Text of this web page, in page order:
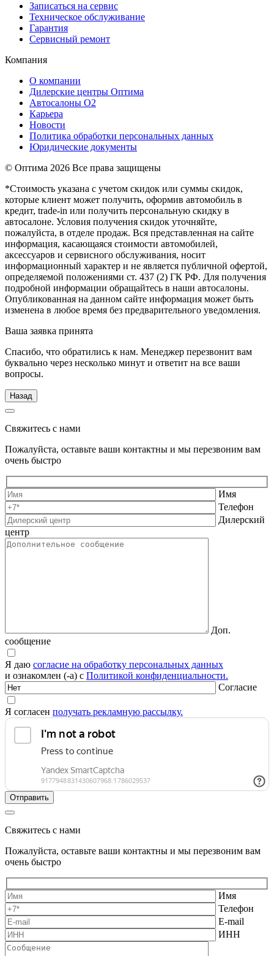
Записаться на сервис
Техническое обслуживание
Гарантия
Сервисный ремонт
Компания
О компании
Дилерские центры Оптима
Автосалоны О2
Карьера
Новости
Политика обработки персональных данных
Юридические документы
© Оптима 2026 Все права защищены
*Стоимость указана с учетом скидок или суммы скидок,
которые клиент может получить, оформив автомобиль в
кредит, trade-in или получить персональную скидку в
автосалоне. Условия получения скидок уточняйте,
пожалуйста, в отделе продаж. Вся представленная на сайте
информация, касающаяся стоимости автомобилей,
аксессуаров и сервисного обслуживания, носит
информационный характер и не является публичной офертой,
определяемой положениями ст. 437 (2) ГК РФ. Для получения
подробной информации обращайтесь в наши автосалоны.
Опубликованная на данном сайте информация может быть
изменена в любое время без предварительного уведомления.
Ваша заявка принята
Спасибо, что обратились к нам. Менеджер перезвонит вам
буквально через несколько минут и ответит на все ваши
вопросы.
Назад
Свяжитесь с нами
Пожалуйста, оставьте ваши контактны и мы перезвоним вам
очень быстро
Имя
Телефон
Дилерский
центр
Доп.
сообщение
Я даю согласие на обработку персональных данных
и ознакомлен (-а) с Политикой конфиденциальности.
Согласие
Я согласен получать рекламную рассылку.
Свяжитесь с нами
Пожалуйста, оставьте ваши контактны и мы перезвоним вам
очень быстро
Имя
Телефон
E-mail
ИНН